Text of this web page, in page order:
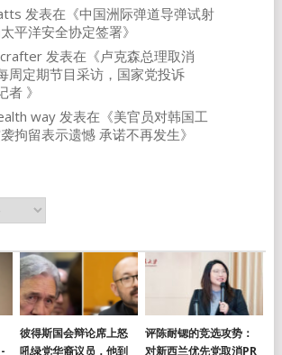
发表在《中国洲际弹道导弹试射
平洋安全协定签署》
发表在《卢克森总理取消
周定期节目采访，国家党投诉
者 》
way发表在《美官员对韩国工
拘留表示遗憾 承诺不再发生》
彼得斯国会辩论席上怒
吼绿党华裔议员，他到
评陈耐锶的竞选攻势：
对新西兰优先党取消PR